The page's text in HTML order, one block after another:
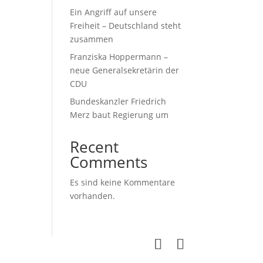
Ein Angriff auf unsere
Freiheit – Deutschland steht
zusammen
Franziska Hoppermann –
neue Generalsekretärin der
CDU
Bundeskanzler Friedrich
Merz baut Regierung um
Recent
Comments
Es sind keine Kommentare
vorhanden.